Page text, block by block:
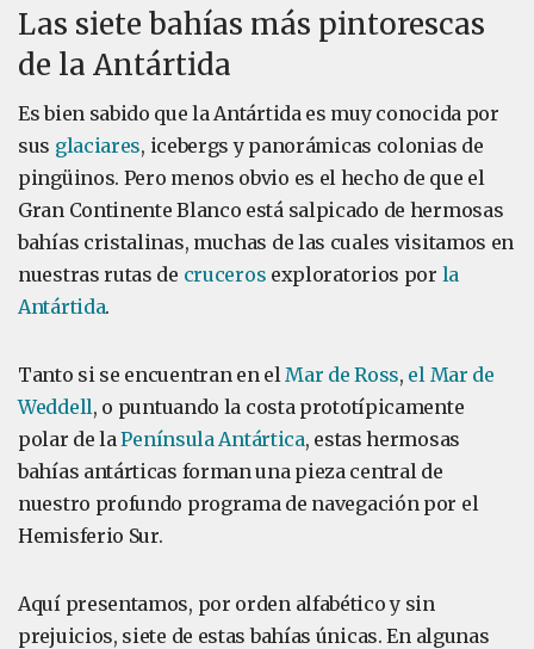
Las siete bahías más pintorescas
de la Antártida
Es bien sabido que la Antártida es muy conocida por
sus glaciares, icebergs y panorámicas colonias de
pingüinos. Pero menos obvio es el hecho de que el
Gran Continente Blanco está salpicado de hermosas
bahías cristalinas, muchas de las cuales visitamos en
nuestras rutas de cruceros exploratorios por la
Antártida.
Tanto si se encuentran en elMar de Ross, el Mar de
Weddell, o puntuando la costa prototípicamente
polar de laPenínsula Antártica, estas hermosas
bahías antárticas forman una pieza central de
nuestro profundo programa de navegación por el
Hemisferio Sur.
Aquí presentamos, por orden alfabético y sin
prejuicios, siete de estas bahías únicas. En algunas